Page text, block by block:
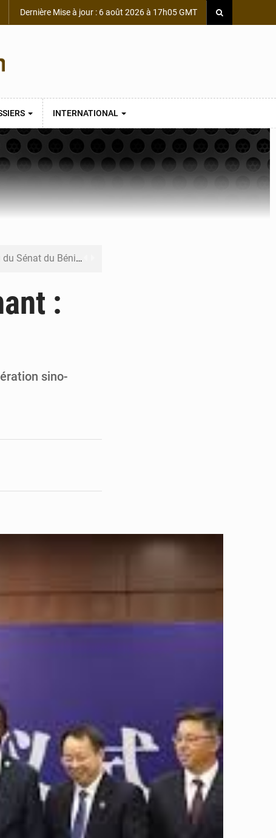
Dernière Mise à jour : 6 août 2026 à 17h05 GMT
INTERNATIONAL
Sénat du Bénin
pour la rentrée
:
sino-